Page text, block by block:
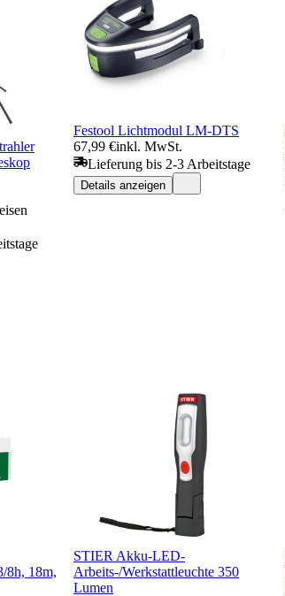
Festool Lichtmodul LM-DTS
67,99 €inkl. MwSt.
Lieferung bis 2-3 Arbeitstage
Details anzeigen
8h, 18m,
STIER Akku-LED-
Arbeits-/Werkstattleuchte 350
Lumen